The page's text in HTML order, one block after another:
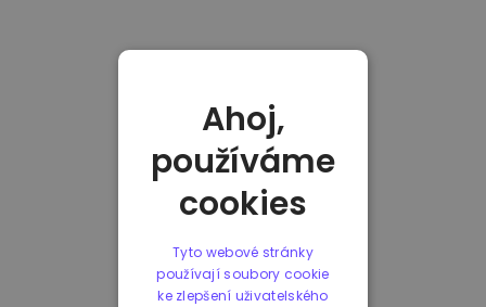
Ahoj,
používáme
cookies
Tyto webové stránky
používají soubory cookie
ke zlepšení uživatelského